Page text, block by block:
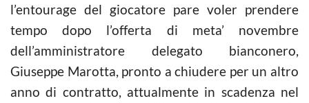
l’entourage del giocatore pare voler prendere
tempo dopo l’offerta di meta’ novembre
dell’amministratore delegato bianconero,
Giuseppe Marotta, pronto a chiudere per un altro
anno di contratto, attualmente in scadenza nel